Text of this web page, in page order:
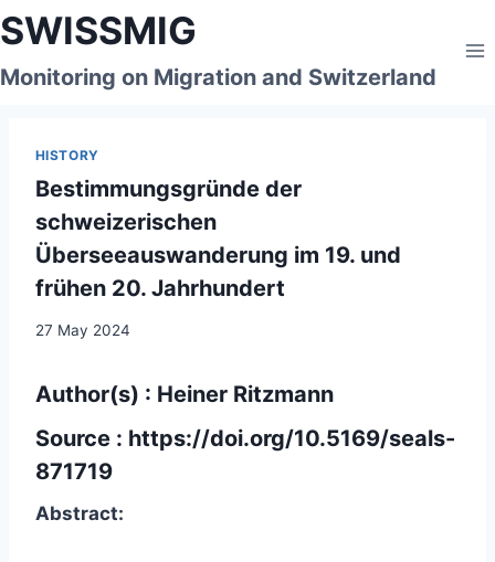
Skip
to
content
SWISSMIG
Monitoring on Migration and Switzerland
HISTORY
Bestimmungsgründe der
schweizerischen
Überseeauswanderung im 19. und
frühen 20. Jahrhundert
27 May 2024
Author(s) : Heiner Ritzmann
Source : https://doi.org/10.5169/seals-
871719
Abstract: